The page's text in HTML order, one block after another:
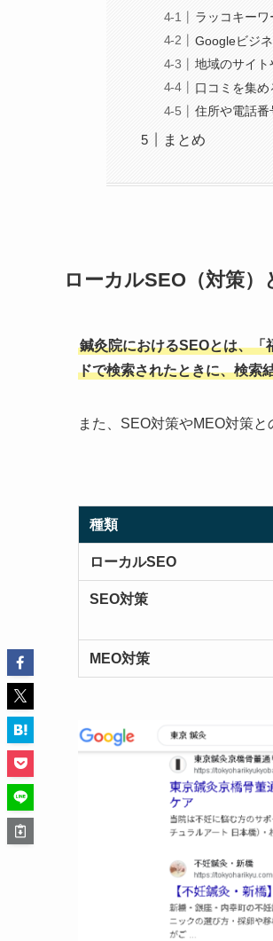
ラッコキー
Googleビジ
地域のサイト
口コミを集め
住所や電話番
まとめ
ローカルSEO（対策）
鍼灸院におけるSEOとは、
ドで検索されたときに、検索
また、SEO対策やMEO対策と
種類
ローカルSEO
SEO対策
MEO対策